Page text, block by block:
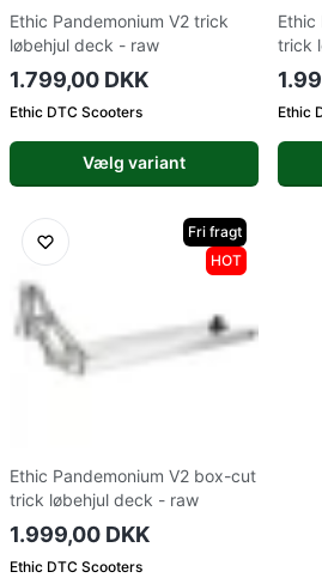
Ethic Pandemonium V2 trick
løbehjul deck - raw
1.799,00 DKK
Ethic DTC Scooters
Vælg variant
Ethic
trick
Ethic
Fri fragt
HOT
Ethic Pandemonium V2 box-cut
trick løbehjul deck - raw
1.999,00 DKK
Ethic DTC Scooters